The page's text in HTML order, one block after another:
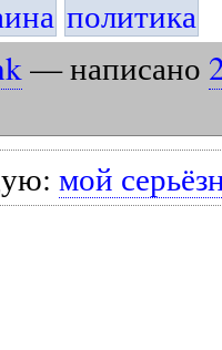
политика
— написано
мой